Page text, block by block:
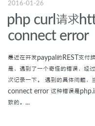
2016-01-26
php curl请求
connect error
最近在开发paypal的REST支付
是，遇到了一个奇怪的错误，经
次记录一下。 遇到的具体问题
connect error 这种错误是
致的。...